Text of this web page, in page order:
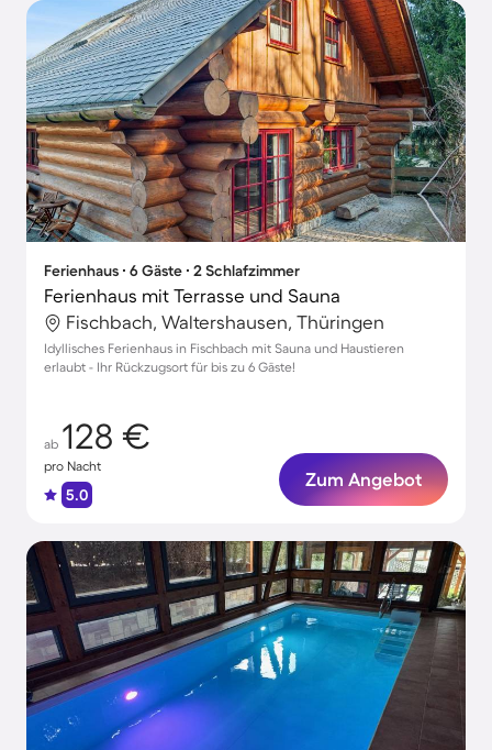
Ferienhaus ∙ 6 Gäste ∙ 2 Schlafzimmer
Ferienhaus mit Terrasse und Sauna
Fischbach, Waltershausen, Thüringen
Idyllisches Ferienhaus in Fischbach mit Sauna und Haustieren
erlaubt - Ihr Rückzugsort für bis zu 6 Gäste!
ab 128 €
pro Nacht
5.0
Zum Angebot